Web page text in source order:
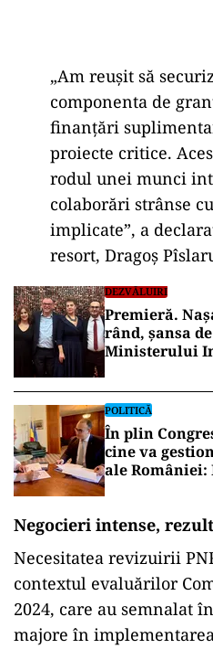
„Am reușit să
componenta de
finanțări
proiecte critice.
rodul unei munci
colaborări strânse
implicate”, a
resort, Dragoș
DEZVĂLUIRI
Premieră.
rând, șansa
Ministerului
POLITICĂ
În plin
cine va
ale României: Florin Zaharia,
Negocieri intense,
Necesitatea revizuirii
contextul evaluărilor
2024, care au semnalat
majore în